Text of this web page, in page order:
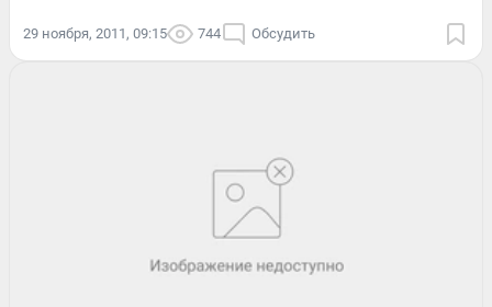
29 ноября, 2011, 09:15 744 Обсудить